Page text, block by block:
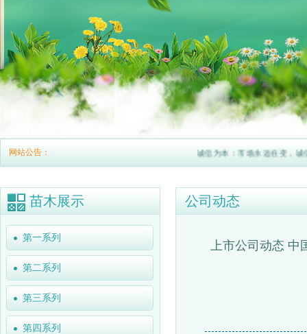
网站公告： 诚信为本：市场永远在变，诚信
苗木展示
第一系列
第二系列
第三系列
第四系列
公司动态
上市公司动态 中